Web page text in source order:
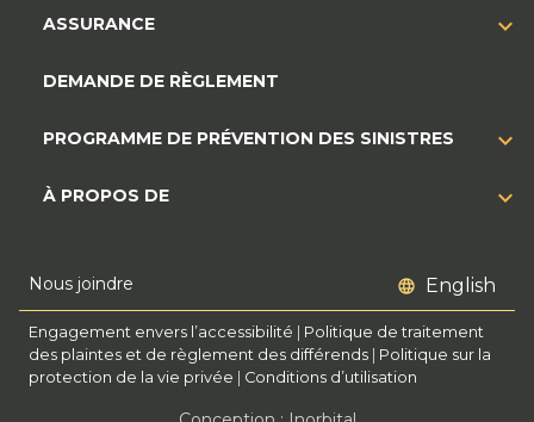
ASSURANCE
DEMANDE DE RÈGLEMENT
PROGRAMME DE PRÉVENTION DES SINISTRES
À PROPOS DE
Nous joindre English
Engagement envers l’accessibilité
Politique de traitement
des plaintes et de règlement des différends
Politique sur la
protection de la vie privée
Conditions d’utilisation